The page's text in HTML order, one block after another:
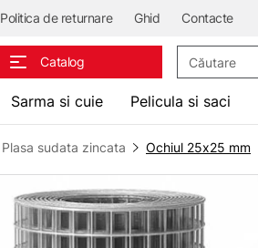
Politica de returnare Ghid Contacte
Catalog
Sarma si cuie Pelicula si saci
Plasa sudata zincata Ochiul 25х25 mm